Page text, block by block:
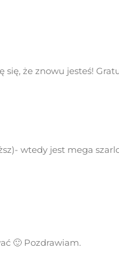
się, że znowu jesteś!
wtedy jest mega
🙂 Pozdrawiam.